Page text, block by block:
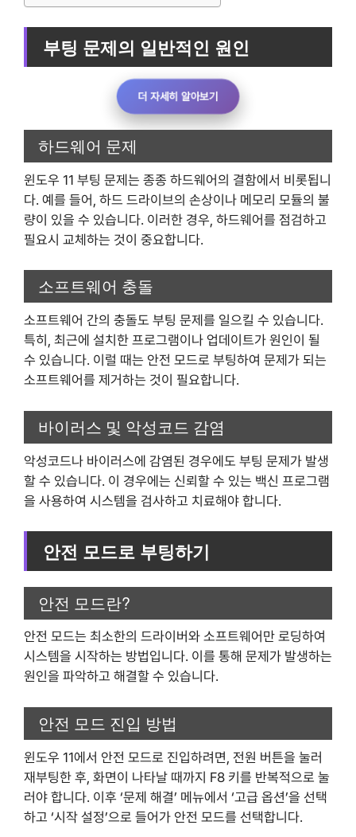
부팅 문제의 일반적인 원인
더 자세히 알아보기
하드웨어 문제
윈도우 11 부팅 문제는 종종 하드웨어의 결함에서 비롯됩니
다. 예를 들어, 하드 드라이브의 손상이나 메모리 모듈의 불
량이 있을 수 있습니다. 이러한 경우, 하드웨어를 점검하고
필요시 교체하는 것이 중요합니다.
소프트웨어 충돌
소프트웨어 간의 충돌도 부팅 문제를 일으킬 수 있습니다.
특히, 최근에 설치한 프로그램이나 업데이트가 원인이 될
수 있습니다. 이럴 때는 안전 모드로 부팅하여 문제가 되는
소프트웨어를 제거하는 것이 필요합니다.
바이러스 및 악성코드 감염
악성코드나 바이러스에 감염된 경우에도 부팅 문제가 발생
할 수 있습니다. 이 경우에는 신뢰할 수 있는 백신 프로그램
을 사용하여 시스템을 검사하고 치료해야 합니다.
안전 모드로 부팅하기
안전 모드란?
안전 모드는 최소한의 드라이버와 소프트웨어만 로딩하여
시스템을 시작하는 방법입니다. 이를 통해 문제가 발생하는
원인을 파악하고 해결할 수 있습니다.
안전 모드 진입 방법
윈도우 11에서 안전 모드로 진입하려면, 전원 버튼을 눌러
재부팅한 후, 화면이 나타날 때까지 F8 키를 반복적으로 눌
러야 합니다. 이후 ‘문제 해결’ 메뉴에서 ‘고급 옵션’을 선택
하고 ‘시작 설정’으로 들어가 안전 모드를 선택합니다.